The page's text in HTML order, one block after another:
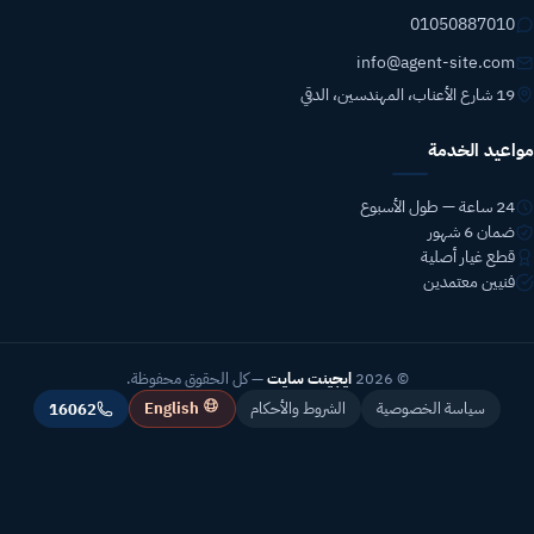
01050887010
info@agent-site.com
19 شارع الأعناب، المهندسين، الدقي
مواعيد الخدمة
24 ساعة — طول الأسبوع
ضمان 6 شهور
قطع غيار أصلية
فنيين معتمدين
© 2026 ايجينت سايت— كل الحقوق محفوظة.
سياسة الخصوصية
الشروط والأحكام English
16062